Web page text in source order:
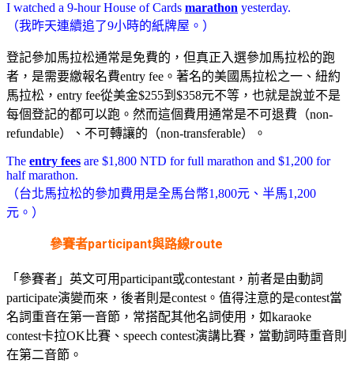
I watched a 9-hour House of Cards marathon yesterday.
（我昨天連續追了9小時的紙牌屋。）
登記參加馬拉松通常是免費的，但真正入選參加馬拉松的跑
者，是需要繳報名費entry fee。著名的美國馬拉松之一、紐約
馬拉松，entry fee從美金$255到$358元不等，也就是說並不是
每個登記的都可以跑。然而這個費用通常是不可退費（non-
refundable）、不可轉讓的（non-transferable）。
The entry fees are $1,800 NTD for full marathon and $1,200 for
half marathon.
（台北馬拉松的參加費用是全馬台幣1,800元、半馬1,200
元。）
參賽者participant與路線route
「參賽者」英文可用participant或contestant，前者是由動詞
participate演變而來，後者則是contest。值得注意的是contest當
名詞重音在第一音節，常搭配其他名詞使用，如karaoke
contest卡拉OK比賽、speech contest演講比賽，當動詞時重音則
在第二音節。